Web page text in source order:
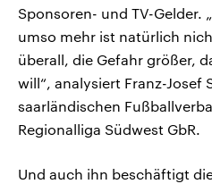
Sponsoren- und TV-Gelder.
umso mehr ist natürlich
überall, die Gefahr größer,
will“, analysiert Franz-Josef
saarländischen
Regionalliga Südwest GbR.
Und auch ihn beschäftigt